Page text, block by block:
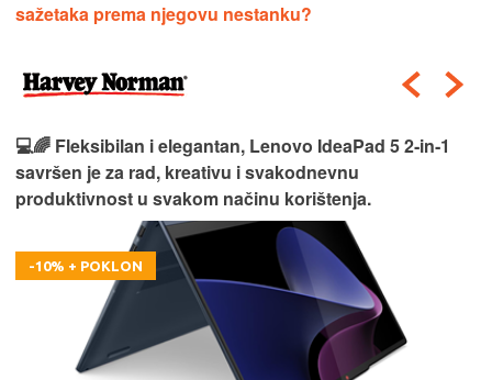
sažetaka prema njegovu nestanku?
💻🌈 Fleksibilan i elegantan, Lenovo IdeaPad 5 2‑in‑1
savršen je za rad, kreativu i svakodnevnu
produktivnost u svakom načinu korištenja.
-10% + POKLON